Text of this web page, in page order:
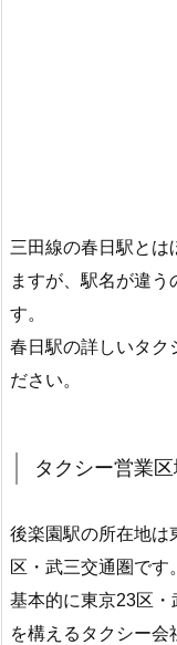
三田線の春日駅とは
ますが、駅名が違う
す。
春日駅の詳しいタク
ださい。
タクシー営業
後楽園駅の所在地は
区・武三交通圏です。
基本的に東京23区
を構えるタクシー会